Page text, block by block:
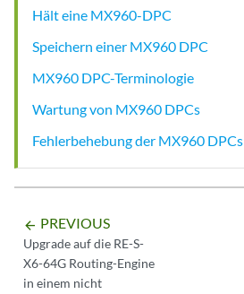
Hält eine MX960-DPC
Speichern einer MX960 DPC
MX960 DPC-Terminologie
Wartung von MX960 DPCs
Fehlerbehebung der MX960 DPCs
arrow_backward PREVIOUS
Upgrade auf die RE-S-
X6-64G Routing-Engine
in einem nicht